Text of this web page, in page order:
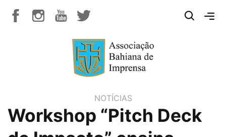
NOTÍCIAS
Workshop “Pitch Deck